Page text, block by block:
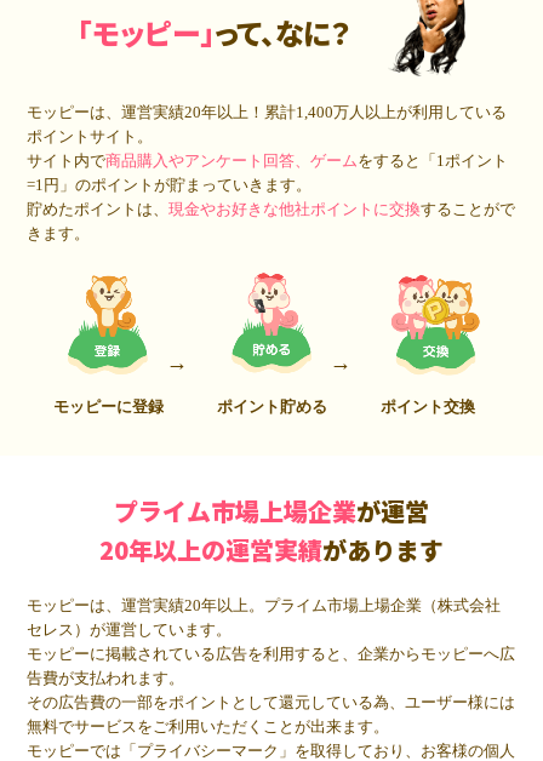
「モッピー」って、なに？
モッピーは、運営実績20年以上！累計1,400万人 以上が利用している
ポイントサイト。
サイト内で商品購入やアンケート回答、ゲームをすると「1ポイント
=1円」のポイントが貯まっていきます。
貯めたポイントは、現金やお好きな他社ポイントに交換することがで
きます。
モッピーに登録 ポイント貯める ポイント交換
プライム市場上場企業が運営
20年以上の運営実績があります
モッピーは、運営実績20年以上。プライム市場上場企業（株式会社
セレス）が運営しています。
モッピーに掲載されている広告を利用すると、企業からモッピーへ広
告費が支払われます。
その広告費の一部をポイントとして還元している為、ユーザー様には
無料でサービスをご利用いただくことが出来ます。
モッピーでは「プライバシーマーク」を取得しており、お客様の個人